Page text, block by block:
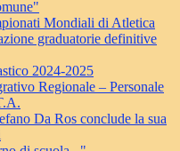
Mondiali di Atletica
graduatorie definitive
2024-2025
Regionale – Personale
Da Ros conclude la sua